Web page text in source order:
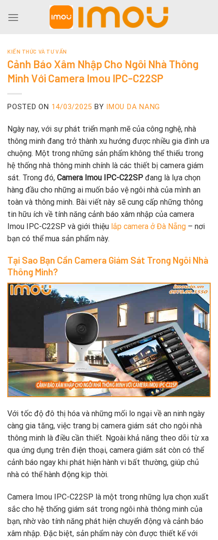
KIẾN THỨC VÀ TƯ VẤN
Cảnh Báo Xâm Nhập Cho Ngôi Nhà Thông
Minh Với Camera Imou IPC-C22SP
POSTED ON 14/03/2025 BY IMOU DA NANG
Ngày nay, với sự phát triển mạnh mẽ của công nghệ, nhà
thông minh đang trở thành xu hướng được nhiều gia đình ưa
chuộng. Một trong những sản phẩm không thể thiếu trong
hệ thống nhà thông minh chính là các thiết bị camera giám
sát. Trong đó, Camera Imou IPC-C22SP đang là lựa chọn
hàng đầu cho những ai muốn bảo vệ ngôi nhà của mình an
toàn và thông minh. Bài viết này sẽ cung cấp những thông
tin hữu ích về tính năng cảnh báo xâm nhập của camera
Imou IPC-C22SP và giới thiệu lắp camera ở Đà Nẵng – nơi
bạn có thể mua sản phẩm này.
Tại Sao Bạn Cần Camera Giám Sát Trong Ngôi Nhà
Thông Minh?
Với tốc độ đô thị hóa và những mối lo ngại về an ninh ngày
càng gia tăng, việc trang bị camera giám sát cho ngôi nhà
thông minh là điều cần thiết. Ngoài khả năng theo dõi từ xa
qua ứng dụng trên điện thoại, camera giám sát còn có thể
cảnh báo ngay khi phát hiện hành vi bất thường, giúp chủ
nhà có thể hành động kịp thời.
Camera Imou IPC-C22SP là một trong những lựa chọn xuất
sắc cho hệ thống giám sát trong ngôi nhà thông minh của
bạn, nhờ vào tính năng phát hiện chuyển động và cảnh báo
xâm nhập. Đặc biệt, sản phẩm này còn được thiết kế với